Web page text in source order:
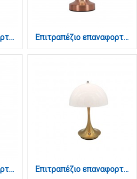
Επιτραπέζιο επαναφορτιζόμενο φωτιστικό 3CCT σε ροζ απόχρωση (3030-Pink) Επιτραπέζιο επαναφορτιζόμενο φωτιστικό 3CCT σε χάλκινη απόχρωση (3033-Copper)
Επιτραπέζιο επαναφορτιζόμενο φωτιστικό 3CCT σε χρυσή απόχρωση (3033-Golden) Επιτραπέζιο επαναφορτιζόμενο φωτιστικό 3CCT σε χρυσή απόχρωση (3034-Golden)